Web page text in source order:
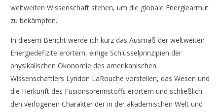
weltweiten Wissenschaft stehen, um die globale Energiearmut
zu bekämpfen.
In diesem Bericht werde ich kurz das Ausmaß der weltweiten
Energiedefizite erörtern, einige Schlüsselprinzipien der
physikalischen Ökonomie des amerikanischen
Wissenschaftlers Lyndon LaRouche vorstellen, das Wesen und
die Herkunft des Fusionsbrennstoffs erörtern und schließlich
den verlogenen Charakter der in der akademischen Welt und